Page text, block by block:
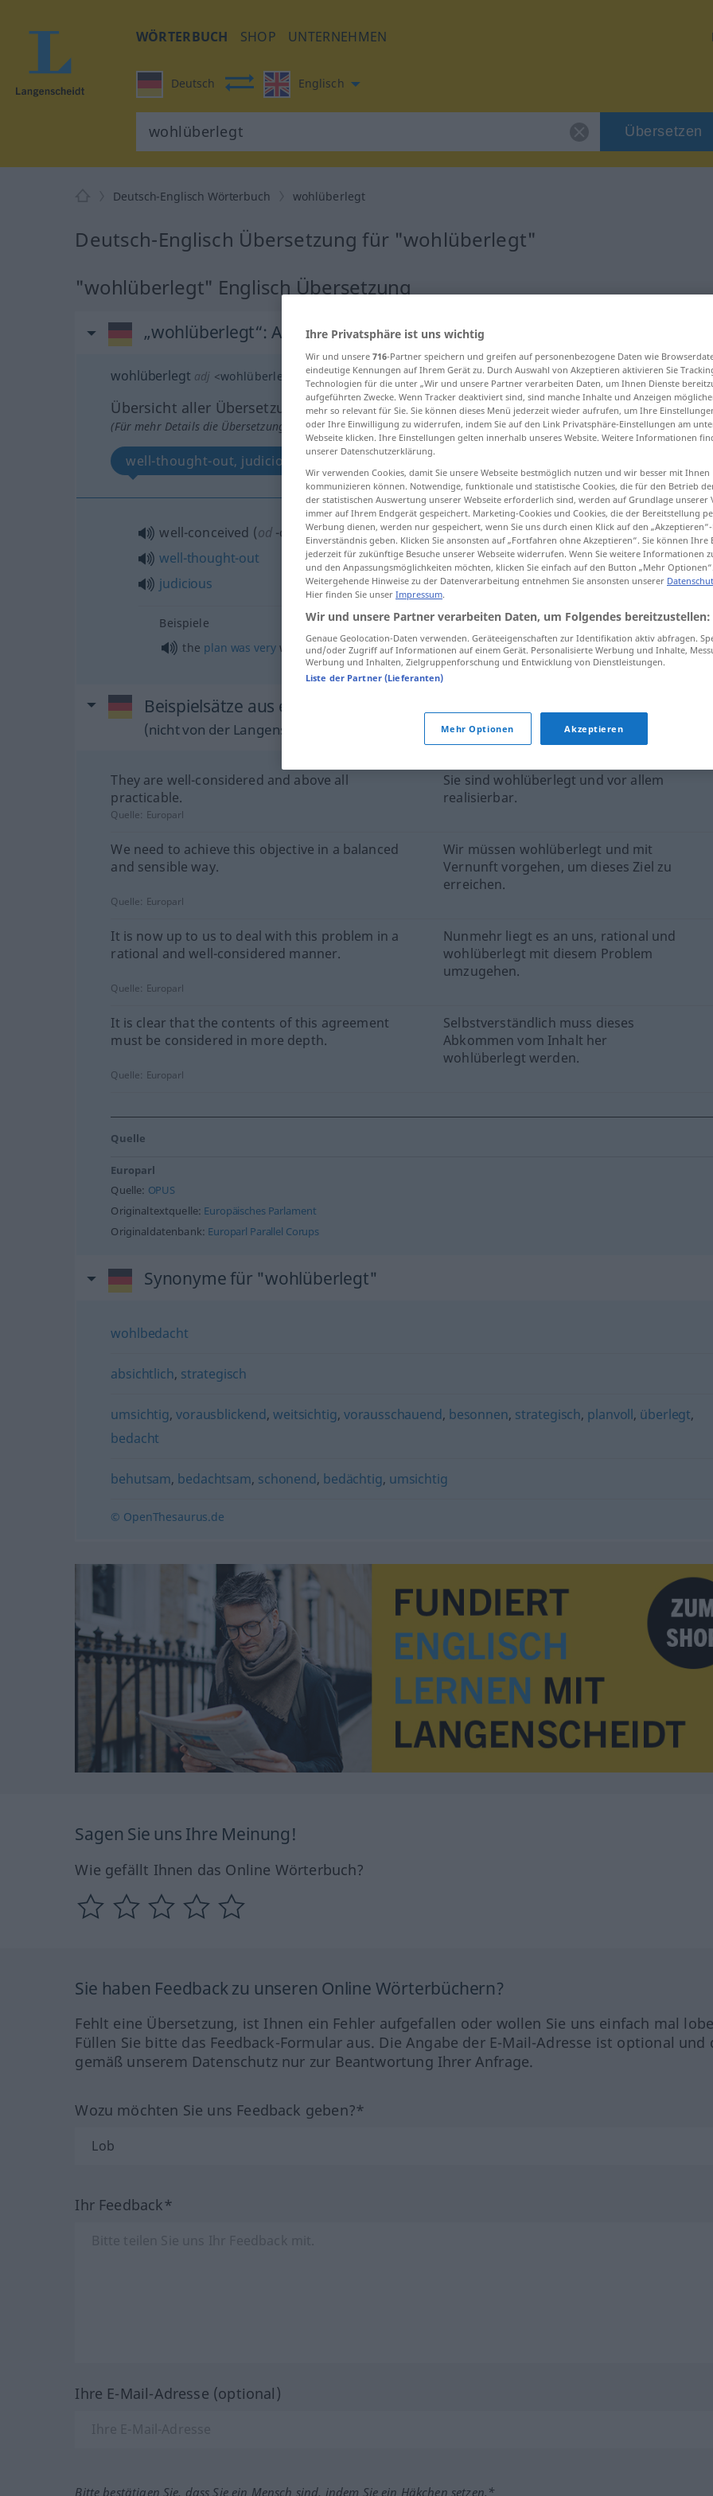
WÖRTERBUCH SHOP UNTERNEHMEN
Deutsch Englisch
Übersetzen
Deutsch-Englisch Wörterbuch wohlüberlegt
Deutsch-Englisch Übersetzung für "wohlüberlegt"
"wohlüberlegt" Englisch Übersetzung
„wohlüberlegt“: Adjektiv
wohlüberlegt adj <wohlüberlegter;wohlüberlegtest>
Übersicht aller Übersetzungen
(Für mehr Details die Übersetzung anklicken/antippen)
well-thought-out, judicious, well-conceived
well-conceived (od-considered)
well-thought-out
judicious
wohlüberlegt Plan etc
Beispiele
the plan was verywell-thought-out derPlan warsehrwohlüberlegt
Beispielsätze aus externen Quellen für "wohlüberlegt"
(nicht von der Langenscheidt Redaktion geprüft)
They are well-considered and above all
practicable.
Sie sind wohlüberlegt und vor allem
realisierbar.
Quelle: Europarl
We need to achieve this objective in a balanced
and sensible way.
Wir müssen wohlüberlegt und mit
Vernunft vorgehen, um dieses Ziel zu
erreichen.
Quelle: Europarl
It is now up to us to deal with this problem in a
rational and well-considered manner.
Nunmehr liegt es an uns, rational und
wohlüberlegt mit diesem Problem
umzugehen.
Quelle: Europarl
It is clear that the contents of this agreement
must be considered in more depth.
Selbstverständlich muss dieses
Abkommen vom Inhalt her
wohlüberlegt werden.
Quelle: Europarl
Quelle
Europarl
Quelle: OPUS
Originaltextquelle: Europäisches Parlament
Originaldatenbank: Europarl Parallel Corups
Synonyme für "wohlüberlegt"
wohlbedacht
absichtlich, strategisch
umsichtig,vorausblickend,weitsichtig, vorausschauend, besonnen, strategisch, planvoll, überlegt,
bedacht
behutsam, bedachtsam, schonend, bedächtig, umsichtig
© OpenThesaurus.de
Sagen Sie uns Ihre Meinung!
Wie gefällt Ihnen das Online Wörterbuch?
Sie haben Feedback zu unseren Online Wörterbüchern?
Fehlt eine Übersetzung, ist Ihnen ein Fehler aufgefallen oder wollen Sie uns einfach mal
Füllen Sie bitte das Feedback-Formular aus. Die Angabe der E-Mail-Adresse ist optional und
gemäß unserem Datenschutz nur zur Beantwortung Ihrer Anfrage.
Wozu möchten Sie uns Feedback geben?*
Ihr Feedback*
Ihre E-Mail-Adresse (optional)
Bitte bestätigen Sie, dass Sie ein Mensch sind, indem Sie ein Häkchen setzen.*
Ihre Privatsphäre ist uns wichtig
Wir und unsere 716-Partner speichern und greifen auf personenbezogene Daten wie
eindeutige Kennungen auf Ihrem Gerät zu. Durch Auswahl von Akzeptieren aktivieren Sie
Technologien für die unter „Wir und unsere Partner verarbeiten Daten, um Ihnen Dienste
aufgeführten Zwecke. Wenn Tracker deaktiviert sind, sind manche Inhalte und Anzeigen
mehr so relevant für Sie. Sie können dieses Menü jederzeit wieder aufrufen, um Ihre
oder Ihre Einwilligung zu widerrufen, indem Sie auf den Link Privatsphäre-Einstellungen am
Webseite klicken. Ihre Einstellungen gelten innerhalb unseres Website. Weitere Informationen
unserer Datenschutzerklärung.
Wir verwenden Cookies, damit Sie unsere Webseite bestmöglich nutzen und wir besser mit Ihnen
kommunizieren können. Notwendige, funktionale und statistische Cookies, die für den Betrieb
der statistischen Auswertung unserer Webseite erforderlich sind, werden auf Grundlage unserer
immer auf Ihrem Endgerät gespeichert. Marketing-Cookies und Cookies, die der Bereitstellung
Werbung dienen, werden nur gespeichert, wenn Sie uns durch einen Klick auf den
Einverständnis geben. Klicken Sie ansonsten auf „Fortfahren ohne Akzeptieren“. Sie können Ihre
jederzeit für zukünftige Besuche unserer Webseite widerrufen. Wenn Sie weitere Informationen
und den Anpassungsmöglichkeiten möchten, klicken Sie einfach auf den Button „Mehr Optionen“.
Weitergehende Hinweise zu der Datenverarbeitung entnehmen Sie ansonsten unserer
Hier finden Sie unser Impressum.
Wir und unsere Partner verarbeiten Daten, um Folgendes bereitzustellen:
Genaue Geolocation-Daten verwenden. Geräteeigenschaften zur Identifikation aktiv abfragen.
und/oder Zugriff auf Informationen auf einem Gerät. Personalisierte Werbung und Inhalte,
Werbung und Inhalten, Zielgruppenforschung und Entwicklung von Dienstleistungen.
Liste der Partner (Lieferanten)
Mehr Optionen Akzeptieren